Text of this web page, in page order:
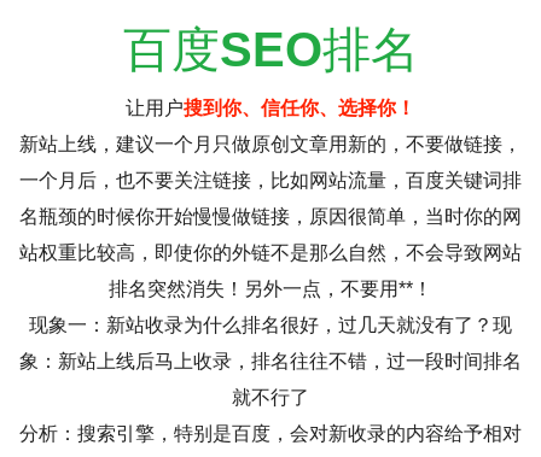
百度SEO排名
让用户搜到你、信任你、选择你！
新站上线，建议一个月只做原创文章用新的，不要做链接，
一个月后，也不要关注链接，比如网站流量，百度关键词排
名瓶颈的时候你开始慢慢做链接，原因很简单，当时你的网
站权重比较高，即使你的外链不是那么自然，不会导致网站
排名突然消失！另外一点，不要用**！
现象一：新站收录为什么排名很好，过几天就没有了？现
象：新站上线后马上收录，排名往往不错，过一段时间排名
就不行了
分析：搜索引擎，特别是百度，会对新收录的内容给予相对